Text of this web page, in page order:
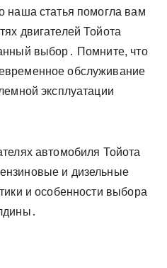
наша статья помогла вам
двигателей Тойота
выбор․ Помните, что
обслуживание
эксплуатации
автомобиля Тойота
и дизельные
и особенности выбора